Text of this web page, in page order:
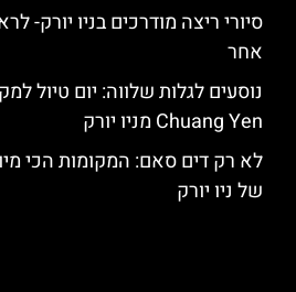
סיורי ריצה מודרכים בניו יורק-
אחר
נוסעים לגלות שלווה: יום טיול
Chuang Yen מניו יורק
לא רק דים סאם: המקומות הכי
של ניו יורק